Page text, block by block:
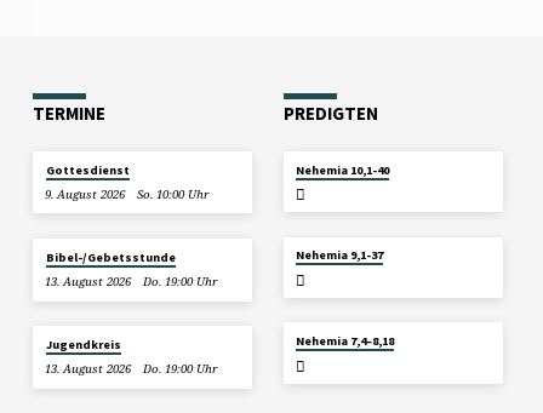
TERMINE
Gottesdienst
9. August 2026
So. 10:00 Uhr
Bibel-/Gebetsstunde
13. August 2026
Do. 19:00 Uhr
Jugendkreis
13. August 2026
Do. 19:00 Uhr
PREDIGTEN
2026
Nehemia 10,1-40
Nehemia 9,1-37
Nehemia 7,4–8,18